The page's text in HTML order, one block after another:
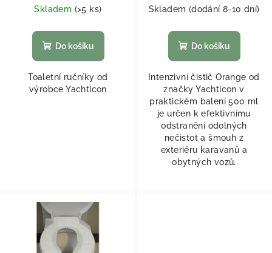
Skladem (>5 ks)
Do košíku
Toaletní ručníky od
výrobce Yachticon
Skladem (dodání 8-10 dní)
Do košíku
Intenzivní čistič Orange od
značky Yachticon v
praktickém balení 500 ml
je určen k efektivnímu
odstranění odolných
nečistot a šmouh z
exteriéru karavanů a
obytných vozů.